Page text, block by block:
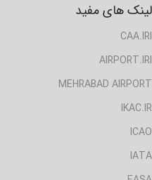
لینک های مفید
CAA.IRI
AIRPORT.IRI
MEHRABAD AIRPORT
IKAC.IR
ICAO
IATA